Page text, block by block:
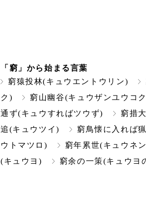
「窮」から始まる言葉
窮猿投林(キュウエントウリン)
ク)
窮山幽谷(キュウザンユウコ
通ず(キュウすればツウず)
窮措
追(キュウツイ)
窮鳥懐に入れば
ウトマツロ)
窮年累世(キュウネ
(キュウヨ)
窮余の一策(キュウヨ